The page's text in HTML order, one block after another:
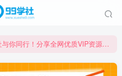
程、创业教程、网络营销教程、自媒体短视频教程等，长期更新各大精品创业项目！
程、创业教程、网络营销教程、自媒体短视频教程等，长期更新各大精品创业项目！